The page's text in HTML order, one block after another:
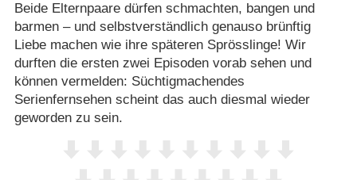
Beide Elternpaare dürfen schmachten, bangen und
barmen – und selbstverständlich genauso brünftig
Liebe machen wie ihre späteren Sprösslinge! Wir
durften die ersten zwei Episoden vorab sehen und
können vermelden: Süchtigmachendes
Serienfernsehen scheint das auch diesmal wieder
geworden zu sein.